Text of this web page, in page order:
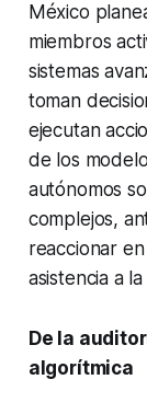
México
miembros
sistemas
toman
ejecutan
de los
autónomos
complejos,
reaccionar
asistencia a
De la
algorítmica